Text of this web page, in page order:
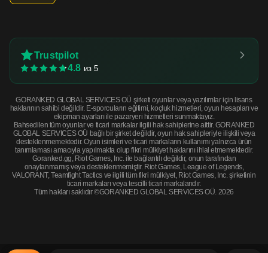
Trustpilot
4.8 из 5
GORANKED GLOBAL SERVICES OÜ şirketi oyunlar veya yazılımlar için lisans
haklarının sahibi değildir. E-sporcuların eğitimi, koçluk hizmetleri, oyun hesapları ve
ekipman ayarları ile pazaryeri hizmetleri sunmaktayız.
Bahsedilen tüm oyunlar ve ticari markalar ilgili hak sahiplerine aittir. GORANKED
GLOBAL SERVICES OÜ bağlı bir şirket değildir, oyun hak sahipleriyle ilişkili veya
desteklenmemektedir. Oyun isimleri ve ticari markaların kullanımı yalnızca ürün
tanımlaması amacıyla yapılmakta olup fikri mülkiyet haklarını ihlal etmemektedir.
Goranked.gg, Riot Games, Inc. ile bağlantılı değildir, onun tarafından
onaylanmamış veya desteklenmemiştir. Riot Games, League of Legends,
VALORANT, Teamfight Tactics ve ilgili tüm fikri mülkiyet, Riot Games, Inc. şirketinin
ticari markaları veya tescilli ticari markalarıdır.
Tüm hakları saklıdır ©GORANKED GLOBAL SERVICES OÜ. 2026